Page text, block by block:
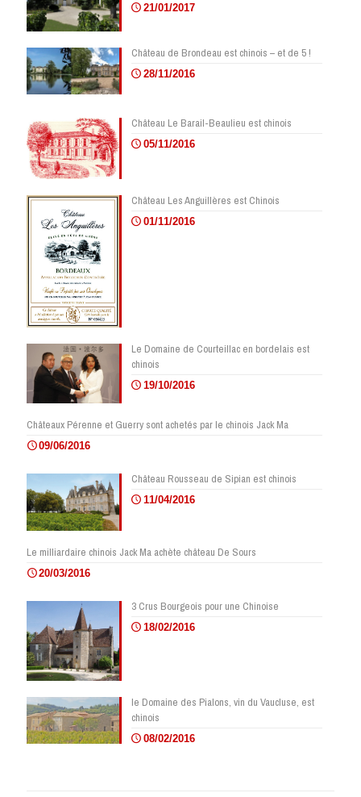
21/01/2017
Château de Brondeau est chinois – et de 5 !
28/11/2016
Château Le Barail-Beaulieu est chinois
05/11/2016
Château Les Anguillères est Chinois
01/11/2016
Le Domaine de Courteillac en bordelais est
chinois
19/10/2016
Châteaux Pérenne et Guerry sont achetés par le chinois Jack Ma
09/06/2016
Château Rousseau de Sipian est chinois
11/04/2016
Le milliardaire chinois Jack Ma achète château De Sours
20/03/2016
3 Crus Bourgeois pour une Chinoise
18/02/2016
le Domaine des Pialons, vin du Vaucluse, est
chinois
08/02/2016